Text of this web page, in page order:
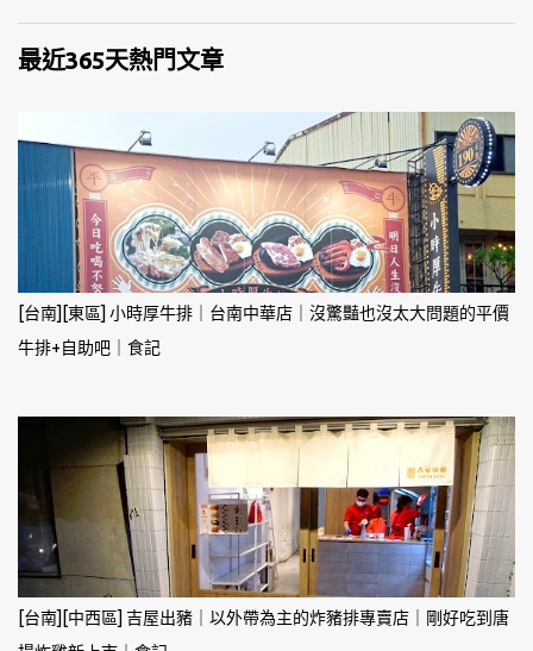
最近365天熱門文章
[台南][東區] 小時厚牛排｜台南中華店｜沒驚豔也沒太大問題的平價
牛排+自助吧｜食記
[台南][中西區] 吉屋出豬｜以外帶為主的炸豬排專賣店｜剛好吃到唐